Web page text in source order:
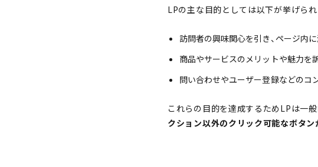
LPの主な目的としては以下が挙げられ
訪問者の興味関心を引き、ページ内
商品やサービスのメリットや魅力を
問い合わせやユーザー登録などのコ
これらの目的を達成するためLPは一
クション以外のクリック可能なボタン